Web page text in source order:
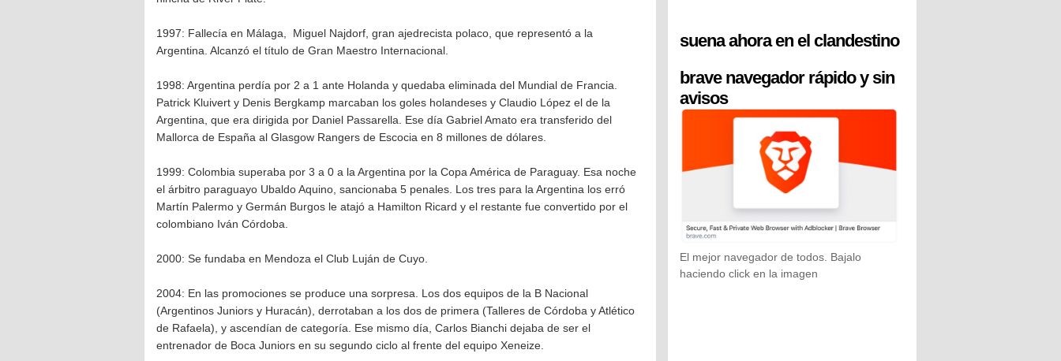
1997: Fallecía en Málaga, Miguel Najdorf, gran ajedrecista polaco, que representó a la
Argentina. Alcanzó el título de Gran Maestro Internacional.
1998: Argentina perdía por 2 a 1 ante Holanda y quedaba eliminada del Mundial de Francia.
Patrick Kluivert y Denis Bergkamp marcaban los goles holandeses y Claudio López el de la
Argentina, que era dirigida por Daniel Passarella. Ese día Gabriel Amato era transferido del
Mallorca de España al Glasgow Rangers de Escocia en 8 millones de dólares.
1999: Colombia superaba por 3 a 0 a la Argentina por la Copa América de Paraguay. Esa noche
el árbitro paraguayo Ubaldo Aquino, sancionaba 5 penales. Los tres para la Argentina los erró
Martín Palermo y Germán Burgos le atajó a Hamilton Ricard y el restante fue convertido por el
colombiano Iván Córdoba.
2000: Se fundaba en Mendoza el Club Luján de Cuyo.
2004: En las promociones se produce una sorpresa. Los dos equipos de la B Nacional
(Argentinos Juniors y Huracán), derrotaban a los dos de primera (Talleres de Córdoba y Atlético
de Rafaela), y ascendían de categoría. Ese mismo día, Carlos Bianchi dejaba de ser el
entrenador de Boca Juniors en su segundo ciclo al frente del equipo Xeneize.
suena ahora en el clandestino
brave navegador rápido y sin
avisos
El mejor navegador de todos. Bajalo
haciendo click en la imagen